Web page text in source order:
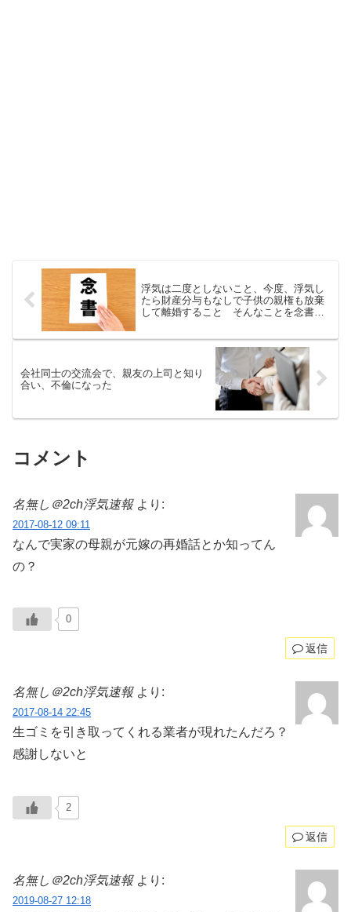
浮気は二度としないこと、今度、浮気し
たら財産分与もなしで子供の親権も放棄
して離婚すること そんなことを念書に
会社同士の交流会で、親友の上司と知り
合い、不倫になった
コメント
名無し＠2ch浮気速報 より:
2017-08-12 09:11
なんで実家の母親が元嫁の再婚話とか知ってん
の？
0
返信
名無し＠2ch浮気速報 より:
2017-08-14 22:45
生ゴミを引き取ってくれる業者が現れたんだろ？
感謝しないと
2
返信
名無し＠2ch浮気速報 より:
2019-08-27 12:18